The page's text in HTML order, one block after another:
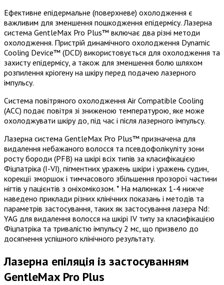
Ефективне епідермальне (поверхневе) охолодження є
важливим для зменшення пошкодження епідермісу. Лазерна
система GentleMax Pro Plus™ включає два різні методи
охолодження. Пристрій динамічного охолодження Dynamic
Cooling Device™ (DCD) використовується для охолодження та
захисту епідермісу, а також для зменшення болю шляхом
розпилення кріогену на шкіру перед подачею лазерного
імпульсу.
Система повітряного охолодження Air Compatible Cooling
(ACC) подає повітря зі зниженою температурою, яке може
охолоджувати шкіру до, під час і після лазерного імпульсу.
Лазерна система GentleMax Pro Plus™ призначена для
видалення небажаного волосся та псевдофолікуліту зони
росту бороди (PFB) на шкірі всіх типів за класифікацією
Фіцпатріка (I-VI), пігментних уражень шкіри і уражень судин,
корекції зморшок і тимчасового збільшення прозорої частини
нігтів у пацієнтів з оніхомікозом. * На малюнках 1-4 нижче
наведено приклади різних клінічних показань і методів та
параметрів застосування, таких як застосування лазера Nd:
YAG для видалення волосся на шкірі IV типу за класифікацією
Фіцпатріка та тривалістю імпульсу 2 мс, що призвело до
досягнення успішного клінічного результату.
Лазерна епіляція із застосуванням
GentleMax Pro Plus